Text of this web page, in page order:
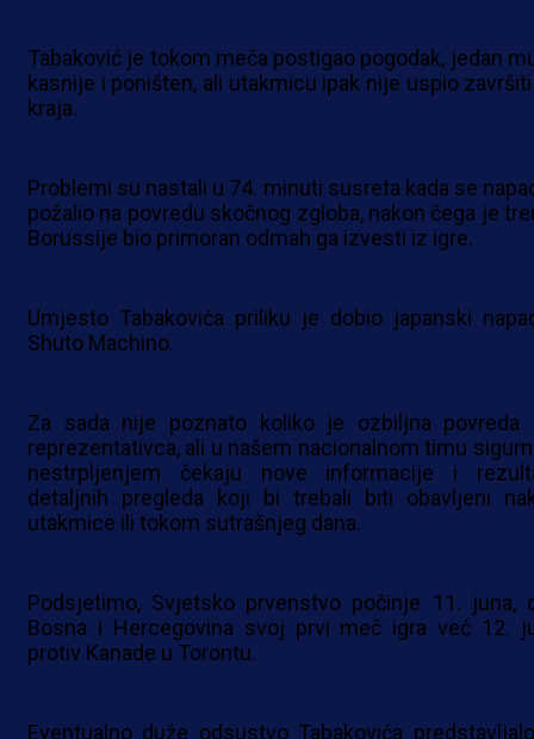
Tabaković je tokom meča postigao pogodak, jedan
kasnije i poništen, ali utakmicu ipak nije uspio
kraja.
Problemi su nastali u 74. minuti susreta kada se
požalio na povredu skočnog zgloba, nakon čega je
Borussije bio primoran odmah ga izvesti iz igre.
Umjesto Tabakovića priliku je dobio japanski
Shuto Machino.
Za sada nije poznato koliko je ozbiljna povreda
reprezentativca, ali u našem nacionalnom timu
nestrpljenjem čekaju nove informacije i
detaljnih pregleda koji bi trebali biti obavljeni
utakmice ili tokom sutrašnjeg dana.
Podsjetimo, Svjetsko prvenstvo počinje 11. juna,
Bosna i Hercegovina svoj prvi meč igra već 12.
protiv Kanade u Torontu.
Eventualno duže odsustvo Tabakovića